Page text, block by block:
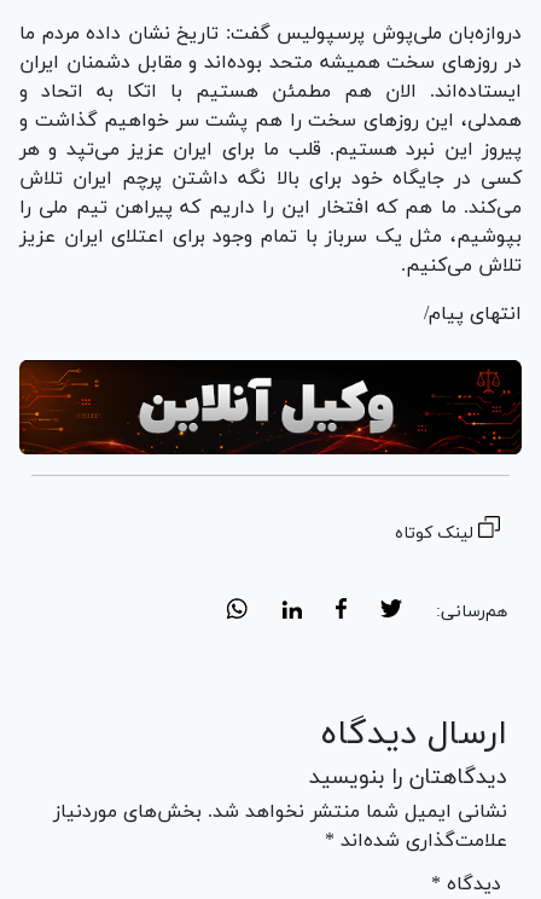
دروازه‌بان ملی‌پوش پرسپولیس گفت: تاریخ نشان داده مردم ما
در روز‌های سخت همیشه متحد بوده‌اند و مقابل دشمنان ایران
ایستاده‌اند. الان هم مطمئن هستیم با اتکا به اتحاد و
همدلی، این روز‌های سخت را هم پشت سر خواهیم گذاشت و
پیروز این نبرد هستیم. قلب ما برای ایران عزیز می‌تپد و هر
کسی در جایگاه خود برای بالا نگه داشتن پرچم ایران تلاش
می‌کند. ما هم که افتخار این را داریم که پیراهن تیم ملی را
بپوشیم، مثل یک سرباز با تمام وجود برای اعتلای ایران عزیز
تلاش می‌کنیم.
انتهای پیام/
لینک کوتاه
هم‌رسانی:
ارسال دیدگاه
دیدگاهتان را بنویسید
نشانی ایمیل شما منتشر نخواهد شد. بخش‌های موردنیاز
علامت‌گذاری شده‌اند *
* دیدگاه